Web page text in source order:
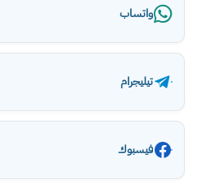
واتساب
تيليجرام
فيسبوك